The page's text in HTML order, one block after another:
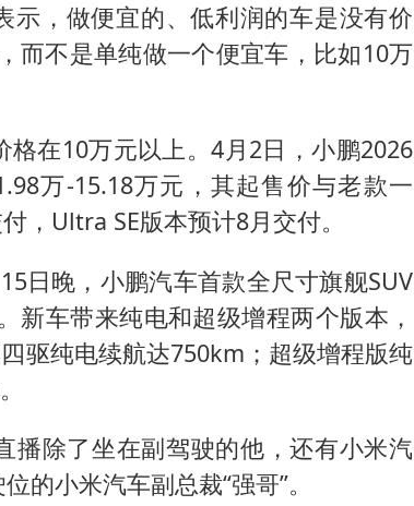
示，做便宜的、低利润的车是没有价
而不是单纯做一个便宜车，比如10万
在10万元以上。4月2日，小鹏2026
万-15.18万元，其起售价与老款一
，Ultra SE版本预计8月交付。
日晚，小鹏汽车首款全尺寸旗舰SUV
车带来纯电和超级增程两个版本，
驱纯电续航达750km；超级增程版纯
播除了坐在副驾驶的他，还有小米汽
的小米汽车副总裁“强哥”。